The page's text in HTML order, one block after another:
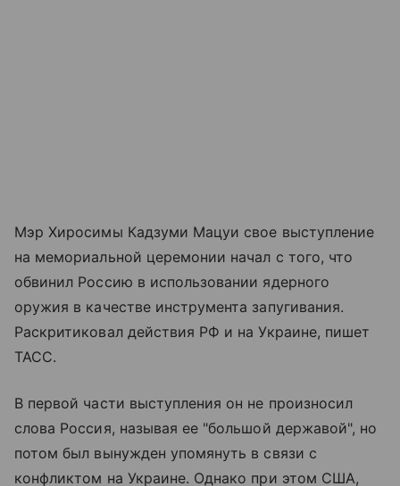
Мэр Хиросимы Кадзуми Мацуи свое выступление
на мемориальной церемонии начал с того, что
обвинил Россию в использовании ядерного
оружия в качестве инструмента запугивания.
Раскритиковал действия РФ и на Украине, пишет
ТАСС.
В первой части выступления он не произносил
слова Россия, называя ее "большой державой", но
потом был вынужден упомянуть в связи с
конфликтом на Украине. Однако при этом США,